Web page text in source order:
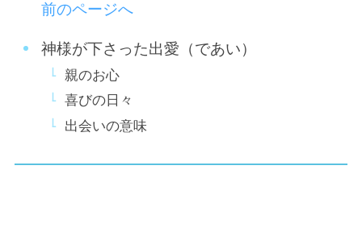
前のページへ
神様が下さった出愛（であい）
親のお心
喜びの日々
出会いの意味